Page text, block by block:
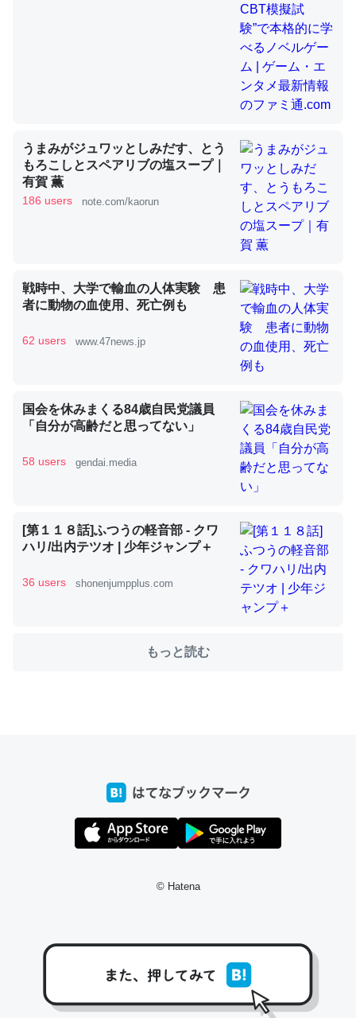
昆虫ってカルシウム少ないのか。知らんかった。調べたら
コオロギのカルシウム分はエビの600分の1程度。
─ニュース :: 【研究発表】昆虫学の大問題＝「昆虫はなぜ海にいな
論文では「淡水はカルシウムも酸素も不足してて両方に不
利だから両方が拮抗してるのでは」とあって面白い。海に
いる鋏角類（カブトガニ・ウミグモ）はカルシウムを使わ
ずキチンを強化してる筈だが、酵素が違うのか？
─ニュース :: 【研究発表】昆虫学の大問題＝「昆虫はなぜ海にいな
これを元に考えるとカルシウムを大量に使う脊椎動物と貝
─ニュース :: 【研究発表】昆虫学の大問題＝「昆虫はなぜ海にいな
いのか」に関する新仮説
ウチもEchoを実家に置いて４年。でたまに覗いてる。ぼ
ちぼちRingも置こうかと画策中。あと、Googleマップで
位置情報を共有してる。電池残量や充電中かが分かるので
─たまにLINEするくらいだった遠方の父67歳と僕。ITツール導入で
それを実質100倍以上に伸ばす効果があるはず……
コミュニケーションが劇的に変化した｜tayorini by LIFULL介護
たいなのでネット環境作ったけどAlexaしか使わないので
回線代ほとんどかからないですよ。参考：
https://toyoshi.hatenablog.com/entry/2019/05/15/1805
うまみがジュワッとしみだす、とう
もろこしとスペアリブの塩スープ｜
有賀 薫
186 users note.com/kaorun
戦時中、大学で輸血の人体実験 患
者に動物の血使用、死亡例も
62 users www.47news.jp
国会を休みまくる84歳自民党議員
「自分が高齢だと思ってない」
58 users gendai.media
[第１１８話]ふつうの軽音部 - クワ
ハリ/出内テツオ | 少年ジャンプ＋
36 users shonenjumpplus.com
もっと読む
© Hatena